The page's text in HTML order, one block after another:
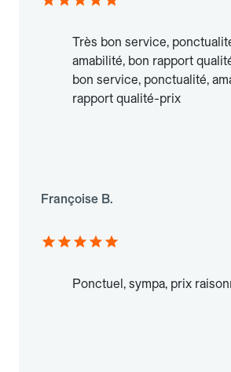
Très bon service,
amabilité, bon rapport
bon service, ponctualité,
rapport qualité-prix
Françoise B.
Ponctuel, sympa, prix